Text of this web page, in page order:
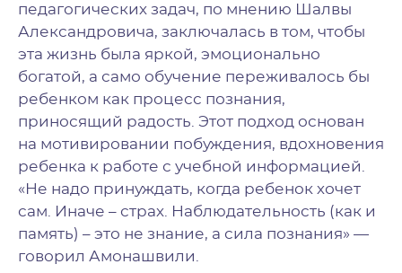
педагогических задач, по мнению Шалвы
Александровича, заключалась в том, чтобы
эта жизнь была яркой, эмоционально
богатой, а само обучение переживалось бы
ребенком как процесс познания,
приносящий радость. Этот подход основан
на мотивировании побуждения, вдохновения
ребенка к работе с учебной информацией.
«Не надо принуждать, когда ребенок хочет
сам. Иначе – страх. Наблюдательность (как и
память) – это не знание, а сила познания» —
говорил Амонашвили.